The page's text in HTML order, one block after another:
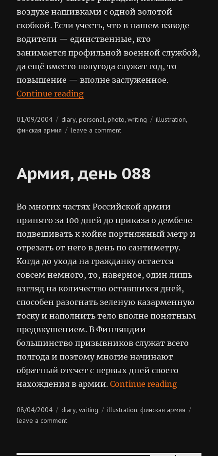
воздухе нашивками с одной золотой
скобкой. Если учесть, что в нашем взводе
водители — единственные, кто
занимается профильной военной службой,
да ещё вместо полугода служат год, то
повышение — вполне заслуженное.
Continue reading“Армия, день 234”
Posted
on
01/09/2004 Categories
diary,personal,photo,writing Tags
illustration,
финская армия leave a commenton
Армия, день 088
Во многих частях Российской армии
принято за 100 дней до приказа о дембеле
подвешивать к койке портняжный метр и
отрезать от него в день по сантиметру.
Когда до ухода на гражданку остается
совсем немного, то, наверное, один лишь
взгляд на количество оставшихся дней,
способен разогнать зеленую казарменную
тоску и наполнить тело вполне понятным
предвкушением. В Финляндии
большинство призывников служат всего
полгода и поэтому многие начинают
обратный отсчет с первых дней своего
нахождения в армии.Continue reading“Армия,
Posted
on
08/04/2004 Categories
diary,writing Tags
illustration,финская армия
leave a commenton
088